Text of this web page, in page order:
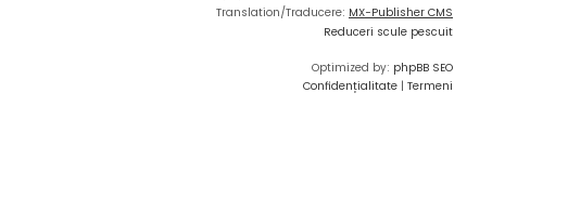
Translation/Traducere: MX-Publisher CMS
Reduceri scule pescuit
Optimized by: phpBB SEO
Confidențialitate | Termeni